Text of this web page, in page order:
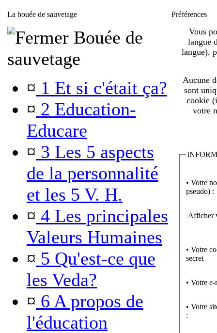
La bouée de sauvetage
Bouée de
sauvetage
¤ 1 Et si c'était ça?
¤ 2 Education-
Educare
¤ 3 Les 5 aspects
de la personnalité
et les 5 V. H.
¤ 4 Les principales
Valeurs Humaines
¤ 5 Qu'est-ce que
les Veda?
¤ 6 A propos de
l'éducation
Préférences
Vous
langue
langue),
Aucune
sont
cookie
votre
• Votre
pseudo) :
Afficher
• Votre
secret
• Votre
• Votre
: